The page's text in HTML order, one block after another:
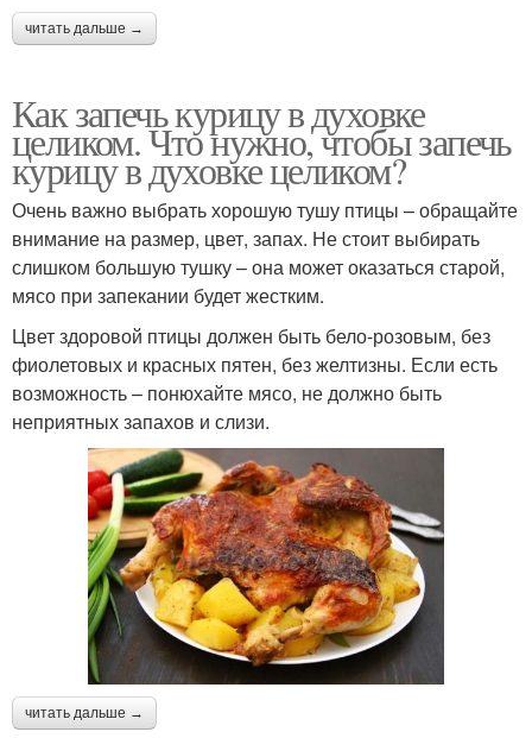
читать дальше →
Как запечь курицу в духовке
целиком. Что нужно, чтобы запечь
курицу в духовке целиком?
Очень важно выбрать хорошую тушу птицы – обращайте
внимание на размер, цвет, запах. Не стоит выбирать
слишком большую тушку – она может оказаться старой,
мясо при запекании будет жестким.
Цвет здоровой птицы должен быть бело-розовым, без
фиолетовых и красных пятен, без желтизны. Если есть
возможность – понюхайте мясо, не должно быть
неприятных запахов и слизи.
читать дальше →